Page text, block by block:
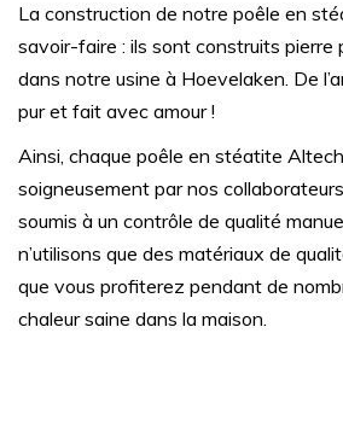
La construction de notre poêle en
savoir-faire : ils sont construits pierre
dans notre usine à Hoevelaken. De
pur et fait avec amour !
Ainsi, chaque poêle en stéatite
soigneusement par nos
soumis à un contrôle de qualité
n’utilisons que des matériaux de
que vous profiterez pendant de
chaleur saine dans la maison.